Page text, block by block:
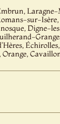
Laragne-
sur-
Digne-